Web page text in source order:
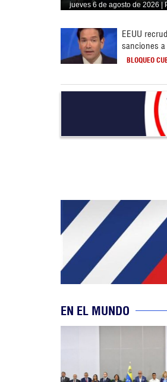
jueves 6 de agosto de 2026 |
EEUU
sanciones
BLOQUEO
EN EL MUNDO